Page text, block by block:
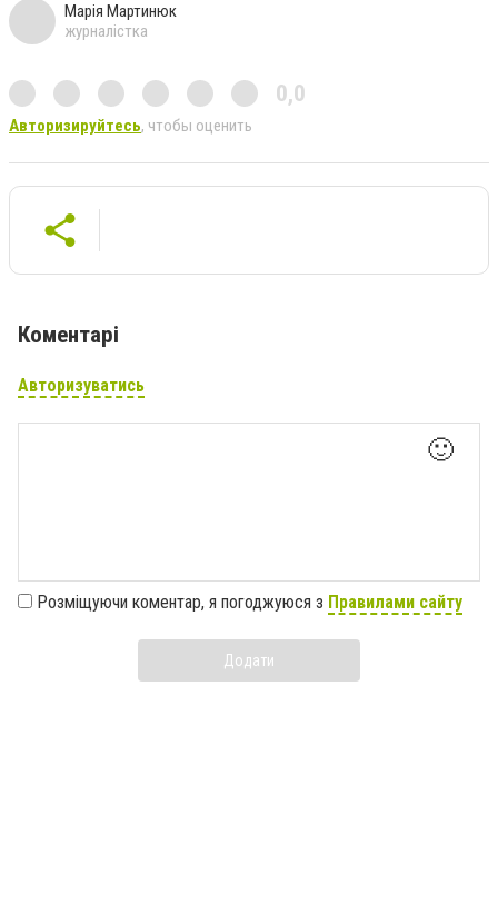
Марія Мартинюк
журналістка
0,0
Авторизируйтесь, чтобы оценить
Коментарі
Авторизуватись
🙂
Розміщуючи коментар, я погоджуюся з Правилами сайту
Додати